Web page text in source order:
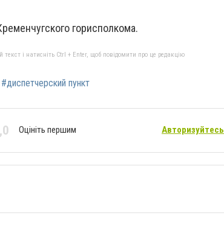
горисполкома.
і натисніть Ctrl + Enter, щоб повідомити про це редакцію
#диспетчерский пункт
Оцініть першим Авторизуйтесь